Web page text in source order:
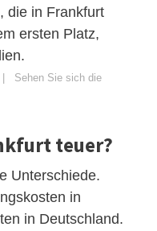
die in Frankfurt
ersten Platz,
Sehen Sie sich die
teuer?
Unterschiede.
in
in Deutschland.